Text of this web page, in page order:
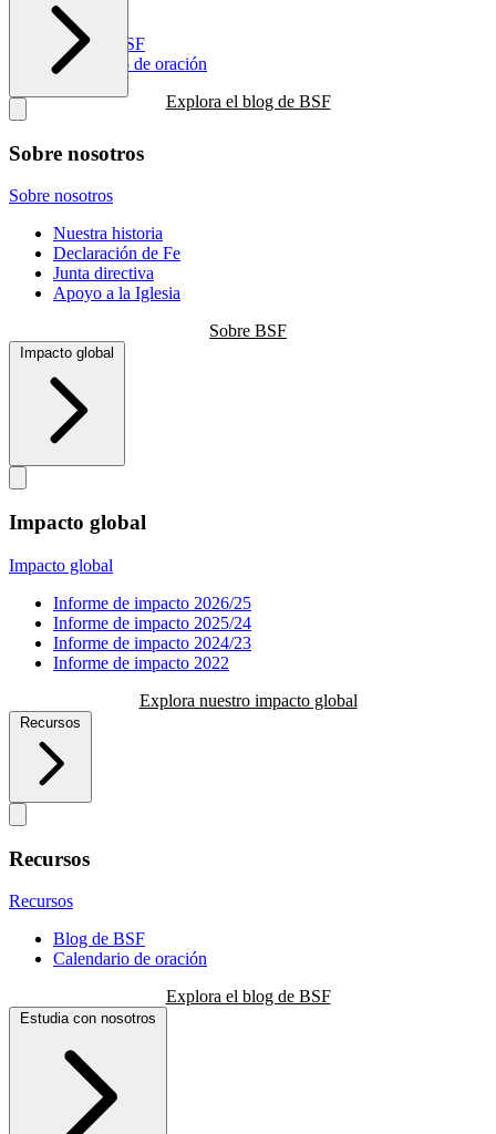
Blog de BSF
Calendario de oración
Explora el blog de BSF
Sobre nosotros
Sobre nosotros
Nuestra historia
Declaración de Fe
Junta directiva
Apoyo a la Iglesia
Sobre BSF
Impacto global
Impacto global
Impacto global
Informe de impacto 2026/25
Informe de impacto 2025/24
Informe de impacto 2024/23
Informe de impacto 2022
Explora nuestro impacto global
Recursos
Recursos
Recursos
Blog de BSF
Calendario de oración
Explora el blog de BSF
Estudia con nosotros